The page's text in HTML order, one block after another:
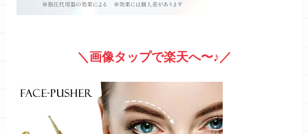
＼画像タップで楽天へ〜♪／